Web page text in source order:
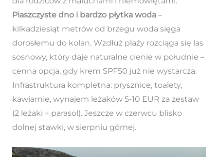
Piaszczyste dno i bardzo płytka woda–
kilkadziesiąt metrów od brzegu woda sięga
dorosłemu do kolan. Wzdłuż plaży rozciąga się las
sosnowy, który daje naturalne cienie w południe –
cenna opcja, gdy krem SPF50 już nie wystarcza.
Infrastruktura kompletna: prysznice, toalety,
kawiarnie, wynajem leżaków 5-10 EUR za zestaw
(2 leżaki + parasol). Jeszcze w czerwcu blisko
dolnej stawki, w sierpniu górnej.